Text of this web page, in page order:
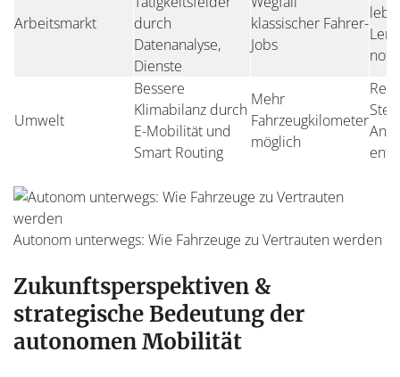
Arbeitsmarkt
durch
Datenanalyse,
Dienste
klassischer Fahrer-
Jobs
Umwelt
Bessere
Klimabilanz durch
E-Mobilität und
Smart Routing
Mehr
Fahrzeugkilometer
möglich
Autonom unterwegs: Wie Fahrzeuge zu Vertrauten werden
Zukunftsperspektiven &
strategische Bedeutung der
autonomen Mobilität